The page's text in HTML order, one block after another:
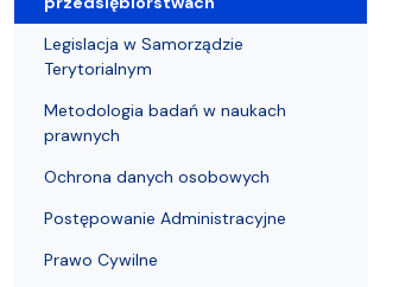
Legislacja w Samorządzie
Terytorialnym
Metodologia badań w naukach
prawnych
Ochrona danych osobowych
Postępowanie Administracyjne
Prawo Cywilne